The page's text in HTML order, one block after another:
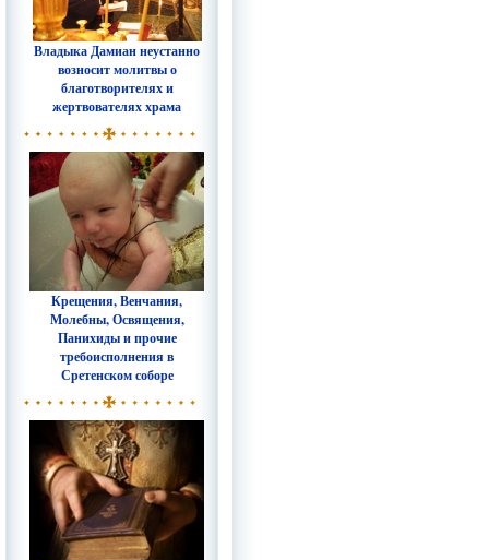
Владыка Дамиан неустанно
возносит молитвы о
благотворителях и
жертвователях храма
Крещения, Венчания,
Молебны, Освящения,
Панихиды и прочие
требоисполнения в
Сретенском соборе